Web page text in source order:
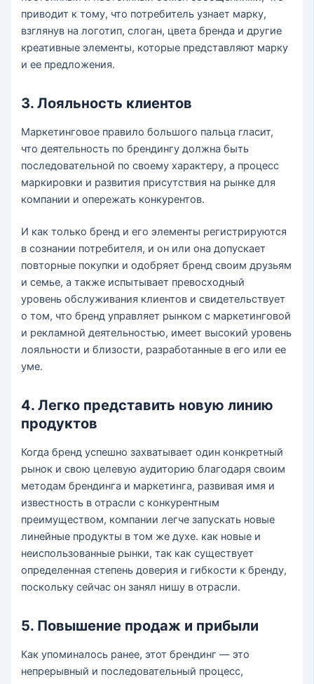
приводит к тому, что потребитель узнает марку,
взглянув на логотип, слоган, цвета бренда и другие
креативные элементы, которые представляют марку
и ее предложения.
3. Лояльность клиентов
Маркетинговое правило большого пальца гласит,
что деятельность по брендингу должна быть
последовательной по своему характеру, а процесс
маркировки и развития присутствия на рынке для
компании и опережать конкурентов.
И как только бренд и его элементы регистрируются
в сознании потребителя, и он или она допускает
повторные покупки и одобряет бренд своим друзьям
и семье, а также испытывает превосходный
уровень обслуживания клиентов и свидетельствует
о том, что бренд управляет рынком с маркетинговой
и рекламной деятельностью, имеет высокий уровень
лояльности и близости, разработанные в его или ее
уме.
4. Легко представить новую линию
продуктов
Когда бренд успешно захватывает один конкретный
рынок и свою целевую аудиторию благодаря своим
методам брендинга и маркетинга, развивая имя и
известность в отрасли с конкурентным
преимуществом, компании легче запускать новые
линейные продукты в том же духе. как новые и
неиспользованные рынки, так как существует
определенная степень доверия и гибкости к бренду,
поскольку сейчас он занял нишу в отрасли.
5. Повышение продаж и прибыли
Как упоминалось ранее, этот брендинг — это
непрерывный и последовательный процесс,